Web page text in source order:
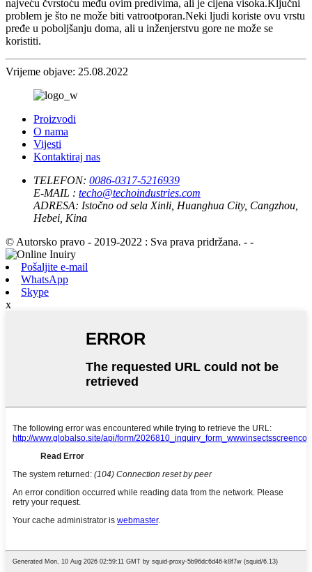
najveću čvrstoću među ovim predivima, ali je cijena visoka.Ključni
problem je što ne može biti vatrootporan.Neki ljudi koriste ovu vrstu
pređe u poboljšanju doma, ali u inženjerstvu gore ne može se
koristiti.
Vrijeme objave: 25.08.2022
Proizvodi
O nama
Vijesti
Kontaktiraj nas
TELEFON: 0086-0317-5216939
E-MAIL : techo@techoindustries.com
ADRESA: Istočno od sela Xinli, Huanghua City, Cangzhou,
Hebei, Kina
© Autorsko pravo - 2019-2022 : Sva prava pridržana. - -
Pošaljite e-mail
WhatsApp
Skype
x